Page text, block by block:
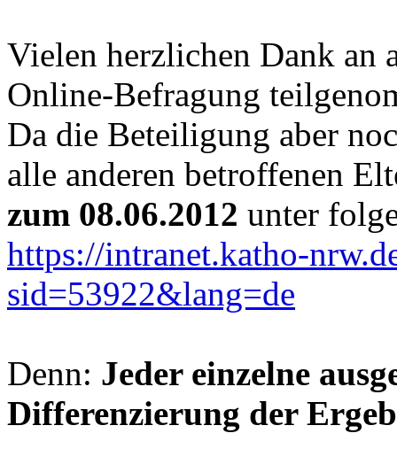
Vielen herzlichen Dank an
Online-Befragung
Da die Beteiligung aber
alle anderen betroffenen
zum 08.06.2012 unter
https://intranet.katho-
sid=53922&lang=de
Denn: Jeder einzelne
Differenzierung der